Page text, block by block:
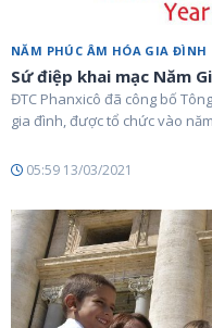
NĂM PHÚC ÂM HÓA GIA ĐÌNH
Sứ điệp khai mạc Năm
ĐTC Phanxicô đã công bố
gia đình, được tổ chức vào
05:59 13/03/2021